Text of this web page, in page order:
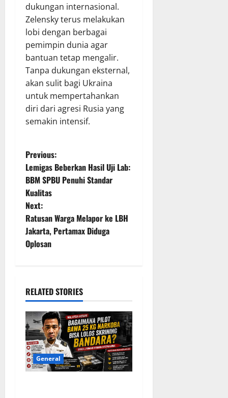
dukungan internasional.
Zelensky terus melakukan
lobi dengan berbagai
pemimpin dunia agar
bantuan tetap mengalir.
Tanpa dukungan eksternal,
akan sulit bagi Ukraina
untuk mempertahankan
diri dari agresi Rusia yang
semakin intensif.
P
o
s
t
n
v
i
g
a
t
Previous:
Lemigas Beberkan Hasil Uji Lab:
BBM SPBU Penuhi Standar
Kualitas
Next:
Ratusan Warga Melapor ke LBH
Jakarta, Pertamax Diduga
Oplosan
RELATED STORIES
General